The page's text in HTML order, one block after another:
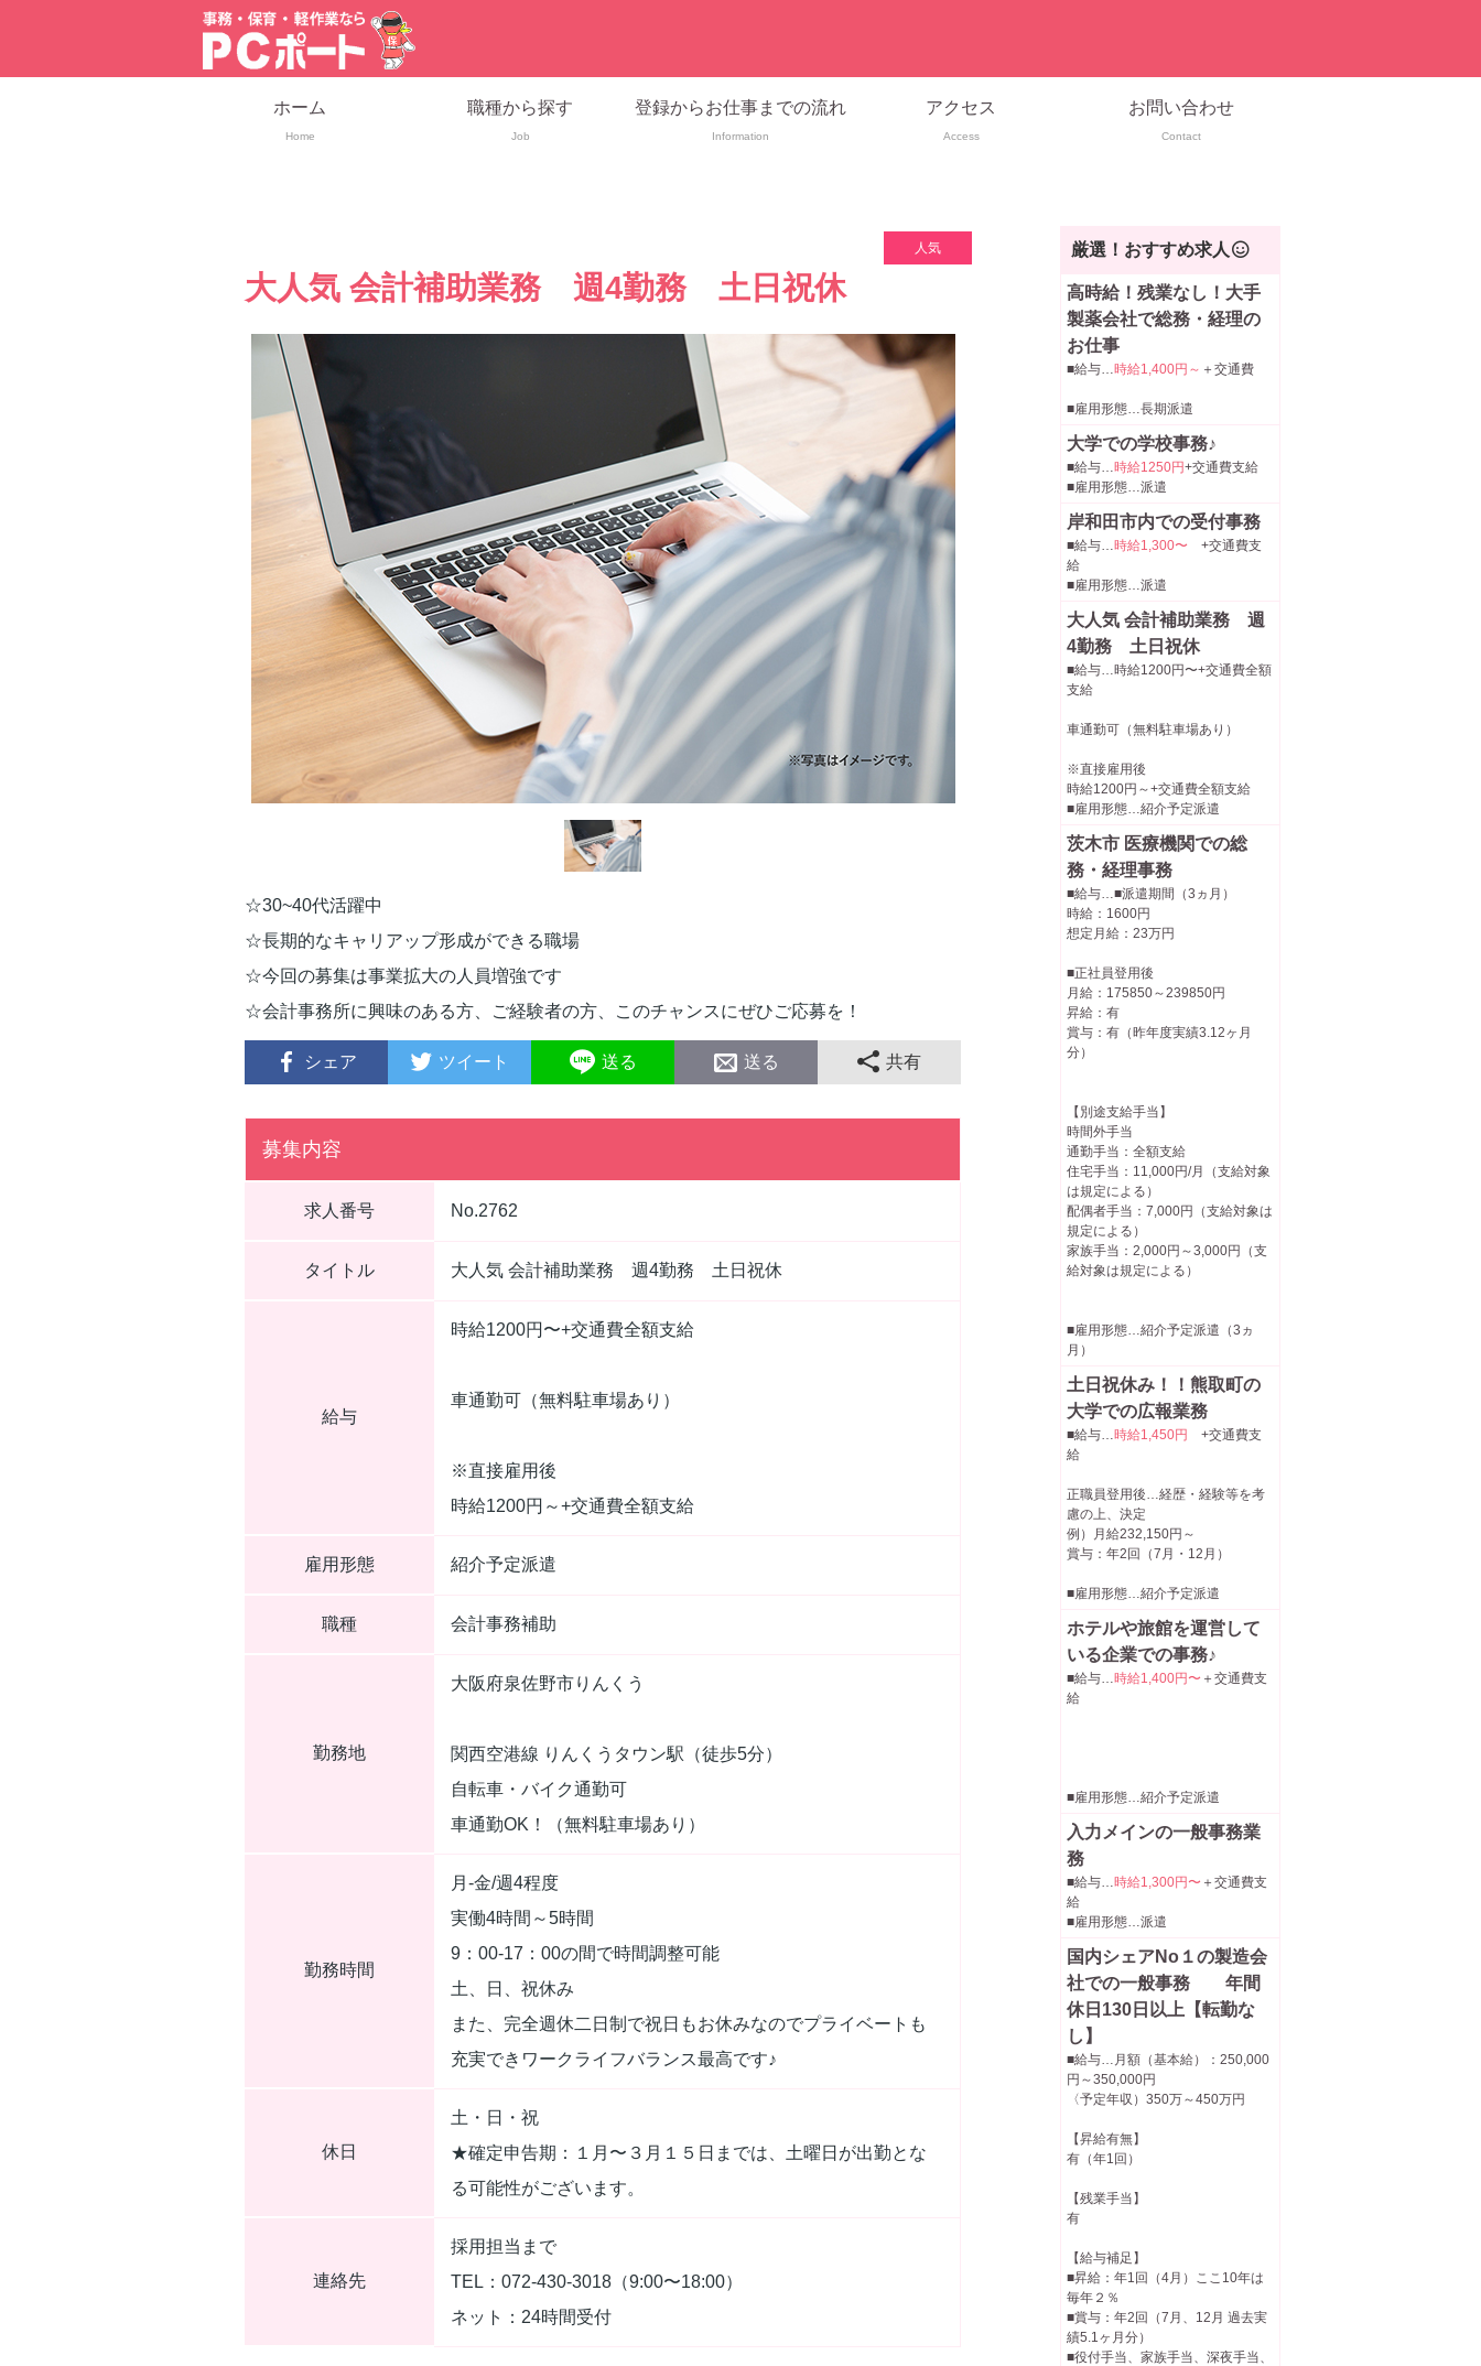
ホーム
Home
職種から探す
Job
登録からお仕事までの流れ
Information
アクセス
Access
お問い合わせ
Contact
大人気 会計補助業務 週4勤務 土日祝休
人気
☆30~40代活躍中
☆長期的なキャリアップ形成ができる職場
☆今回の募集は事業拡大の人員増強です
☆会計事務所に興味のある方、ご経験者の方、このチャンスにぜひご応募を！
シェア ツイート 送る 送る 共有
募集内容
求人番号 No.2762
タイトル 大人気 会計補助業務 週4勤務 土日祝休
給与
時給1200円〜+交通費全額支給
車通勤可（無料駐車場あり）
※直接雇用後
時給1200円～+交通費全額支給
雇用形態 紹介予定派遣
職種 会計事務補助
勤務地
大阪府泉佐野市りんくう
関西空港線 りんくうタウン駅（徒歩5分）
自転車・バイク通勤可
車通勤OK！（無料駐車場あり）
勤務時間
月-金/週4程度
実働4時間～5時間
9：00-17：00の間で時間調整可能
土、日、祝休み
また、完全週休二日制で祝日もお休みなのでプライベートも
充実できワークライフバランス最高です♪
休日
土・日・祝
★確定申告期：１月〜３月１５日までは、土曜日が出勤とな
る可能性がございます。
連絡先
採用担当まで
TEL：072-430-3018（9:00〜18:00）
ネット：24時間受付
厳選！おすすめ求人
高時給！残業なし！大手
製薬会社で総務・経理の
お仕事
■給与…時給1,400円～ ＋交通費
■雇用形態…長期派遣
大学での学校事務♪
■給与…時給1250円+交通費支給
■雇用形態…派遣
岸和田市内での受付事務
■給与…時給1,300〜 +交通費支
給
■雇用形態…派遣
大人気 会計補助業務 週
4勤務 土日祝休
■給与…時給1200円〜+交通費全額
支給
車通勤可（無料駐車場あり）
※直接雇用後
時給1200円～+交通費全額支給
■雇用形態…紹介予定派遣
茨木市 医療機関での総
務・経理事務
■給与…■派遣期間（3ヵ月）
時給：1600円
想定月給：23万円
■正社員登用後
月給：175850～239850円
昇給：有
賞与：有（昨年度実績3.12ヶ月
分）
【別途支給手当】
時間外手当
通勤手当：全額支給
住宅手当：11,000円/月（支給対象
は規定による）
配偶者手当：7,000円（支給対象は
規定による）
家族手当：2,000円～3,000円（支
給対象は規定による）
■雇用形態…紹介予定派遣（3ヵ
月）
土日祝休み！！熊取町の
大学での広報業務
■給与…時給1,450円
+交通費支
給
正職員登用後…経歴・経験等を考
慮の上、決定
例）月給232,150円～
賞与：年2回（7月・12月）
■雇用形態…紹介予定派遣
ホテルや旅館を運営して
いる企業での事務♪
■給与…時給1,400円〜 ＋交通費支
給
■雇用形態…紹介予定派遣
入力メインの一般事務業
務
■給与…時給1,300円〜 ＋交通費支
給
■雇用形態…派遣
国内シェアNo１の製造会
社での一般事務 年間
休日130日以上【転勤な
し】
■給与…月額（基本給）：250,000
円～350,000円
〈予定年収）350万～450万円
【昇給有無】
有（年1回）
【残業手当】
有
【給与補足】
■昇給：年1回（4月）ここ10年は
毎年２％
■賞与：年2回（7月、12月 過去実
績5.1ヶ月分）
■役付手当、家族手当、深夜手当、